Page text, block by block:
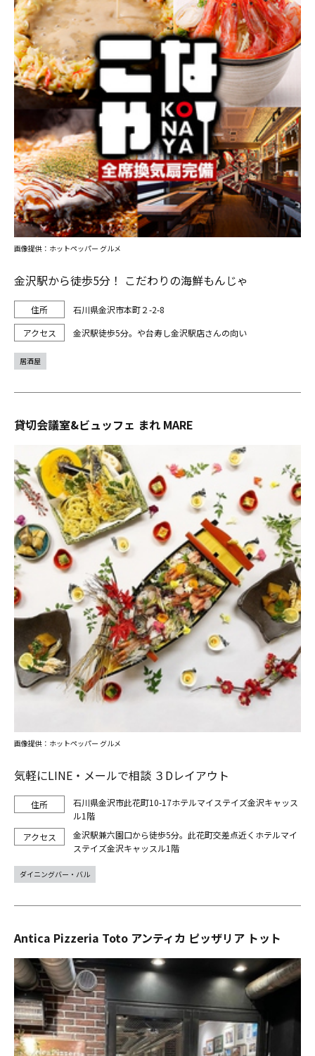
金沢駅から徒歩5分！ こだわりの海鮮もんじゃ
石川県金沢市本町２-2-8
金沢駅徒歩5分。や台寿し金沢駅店さんの向い
画像提供：ホットペッパー グルメ
居酒屋
貸切会議室&ビュッフェ まれ MARE
気軽にLINE・メールで相談 ３Dレイアウト
石川県金沢市此花町10-17ホテルマイステイズ金沢キャッス
ル1階
金沢駅兼六園口から徒歩5分。此花町交差点近くホテルマイ
ステイズ金沢キャッスル1階
画像提供：ホットペッパー グルメ
ダイニングバー・バル
Antica Pizzeria Toto アンティカ ピッザリア トット